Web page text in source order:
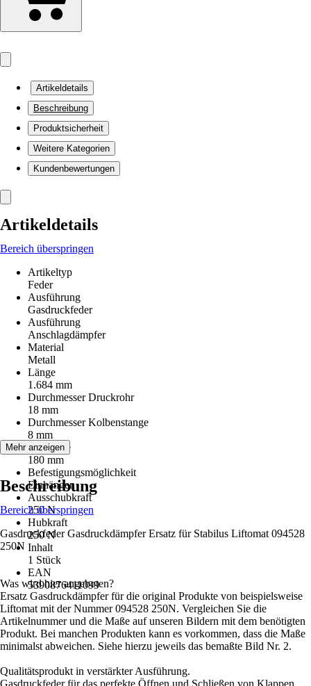
Artikeldetails
Beschreibung
Produktsicherheit
Weitere Kategorien
Kundenbewertungen
Artikeldetails
Bereich überspringen
Artikeltyp
Feder
Ausführung
Gasdruckfeder
Ausführung
Anschlagdämpfer
Material
Metall
Länge
1.684 mm
Durchmesser Druckrohr
18 mm
Durchmesser Kolbenstange
8 mm
Hublänge
180 mm
Befestigungsmöglichkeit
Einhängen
Ausschubkraft
250 N
Hubkraft
250 N
Inhalt
1 Stück
EAN
5390876411099
Mehr anzeigen
Beschreibung
Bereich überspringen
Gasdruckfeder Gasdruckdämpfer Ersatz für Stabilus Liftomat 094528
250N
Was wird hier angeboten?
Ersatz Gasdruckdämpfer für die original Produkte von beispielsweise
Liftomat mit der Nummer 094528 250N. Vergleichen Sie die
Artikelnummer und die Maße auf unseren Bildern mit dem benötigten
Produkt. Bei manchen Produkten kann es vorkommen, dass die Maße
minimalst abweichen. Siehe hierzu jeweils das bemaßte Bild Nr. 2.
Qualitätsprodukt in verstärkter Ausführung.
Gasdruckfeder für das perfekte Öffnen und Schließen von Klappen,